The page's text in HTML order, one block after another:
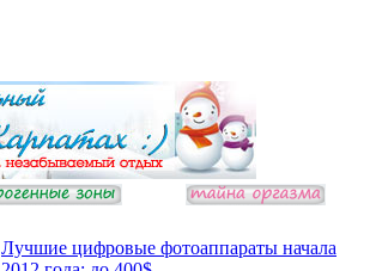
Лучшие цифровые фотоаппараты начала